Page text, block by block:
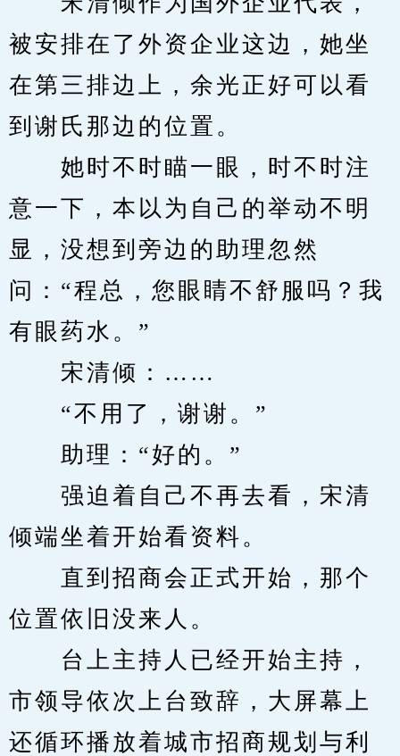
被安排在了外资企业这边，她坐
在第三排边上，余光正好可以看
到谢氏那边的位置。
她时不时瞄一眼，时不时注
意一下，本以为自己的举动不明
显，没想到旁边的助理忽然
问：“程总，您眼睛不舒服吗？我
有眼药水。”
宋清倾：……
“不用了，谢谢。”
助理：“好的。”
强迫着自己不再去看，宋清
倾端坐着开始看资料。
直到招商会正式开始，那个
位置依旧没来人。
台上主持人已经开始主持，
市领导依次上台致辞，大屏幕上
还循环播放着城市招商规划与利